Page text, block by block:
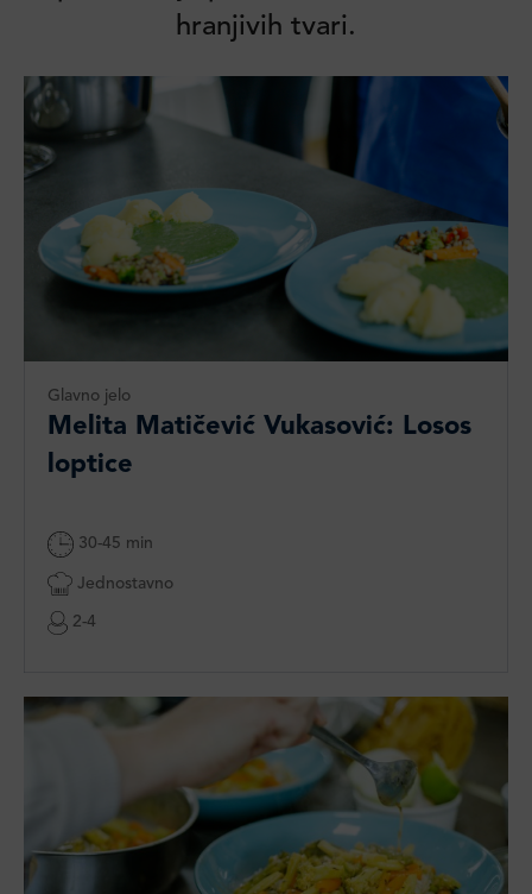
hranjivih tvari.
Glavno jelo
Melita Matičević Vukasović: Losos
loptice
30-45 min
Jednostavno
2-4